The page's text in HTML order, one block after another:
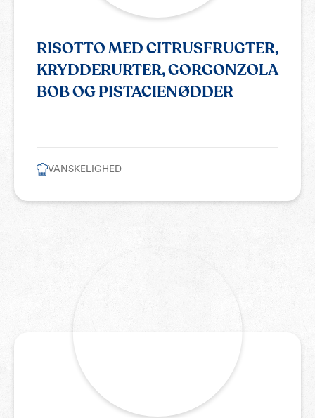
RISOTTO MED CITRUSFRUGTER,
KRYDDERURTER, GORGONZOLA
BOB OG PISTACIENØDDER
VANSKELIGHED